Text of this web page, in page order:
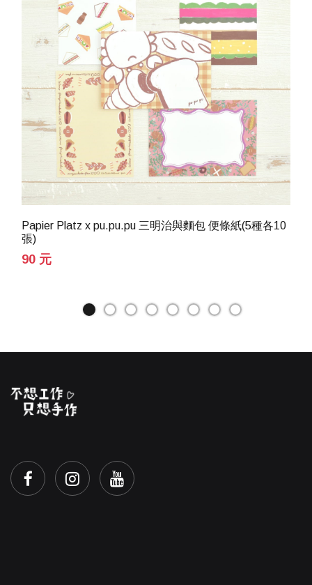
Papier Platz x pu.pu.pu 三明治與麵包 便條紙(5種各10
張)
90 元